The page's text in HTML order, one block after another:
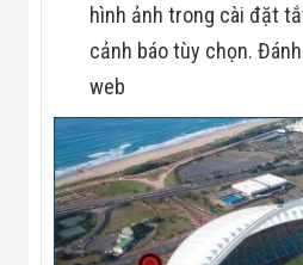
hình ảnh trong cài đặt
cảnh báo tùy chọn.
web